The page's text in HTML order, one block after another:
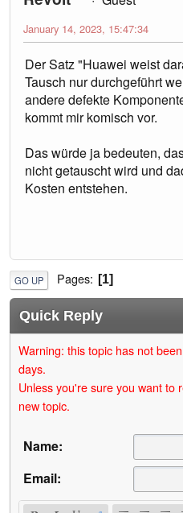
January 14, 2023, 15:47:34
Der Satz "Huawei weist
Tausch nur durchgeführt
andere defekte
kommt mir komisch vor.
Das würde ja bedeuten,
nicht getauscht wird und
Kosten entstehen.
GO UP Pages 1
Quick Reply
Warning: this topic has not
days.
Unless you're sure you want to
new topic.
Name:
Email: